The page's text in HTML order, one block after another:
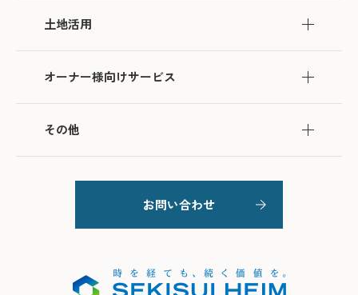
土地活用
オーナー様向けサービス
その他
お問い合わせ